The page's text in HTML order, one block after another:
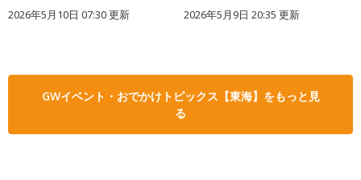
2026年5月10日 07:30 更新 2026年5月9日 20:35 更新
GWイベント・おでかけトピックス【東海】をもっと見
る